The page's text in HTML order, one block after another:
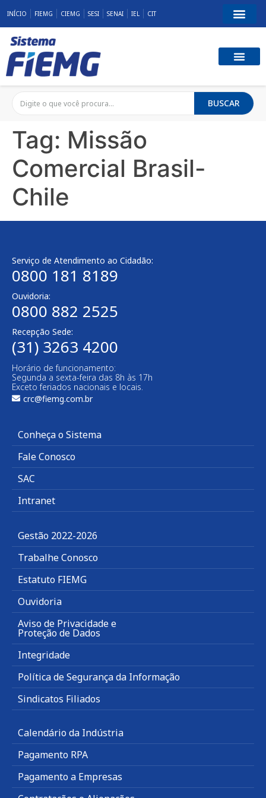
INÍCIO FIEMG CIEMG SESI SENAI IEL CIT
BUSCAR
Tag: Missão
Comercial Brasil-
Chile
Serviço de Atendimento ao Cidadão:
0800 181 8189
Ouvidoria:
0800 882 2525​
Recepção Sede:
(31) 3263 4200
Horário de funcionamento:
Segunda a sexta-feira das 8h às 17h
Exceto feriados nacionais e locais.
crc@fiemg.com.br
Conheça o Sistema
Fale Conosco
SAC
Intranet
Gestão 2022-2026
Trabalhe Conosco
Estatuto FIEMG
Ouvidoria
Aviso de Privacidade e
Proteção de Dados
Integridade
Política de Segurança da Informação
Sindicatos Filiados
Calendário da Indústria
Pagamento RPA
Pagamento a Empresas